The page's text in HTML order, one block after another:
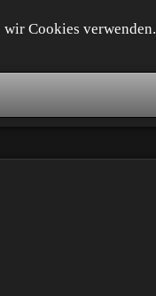
Cookies verwenden.